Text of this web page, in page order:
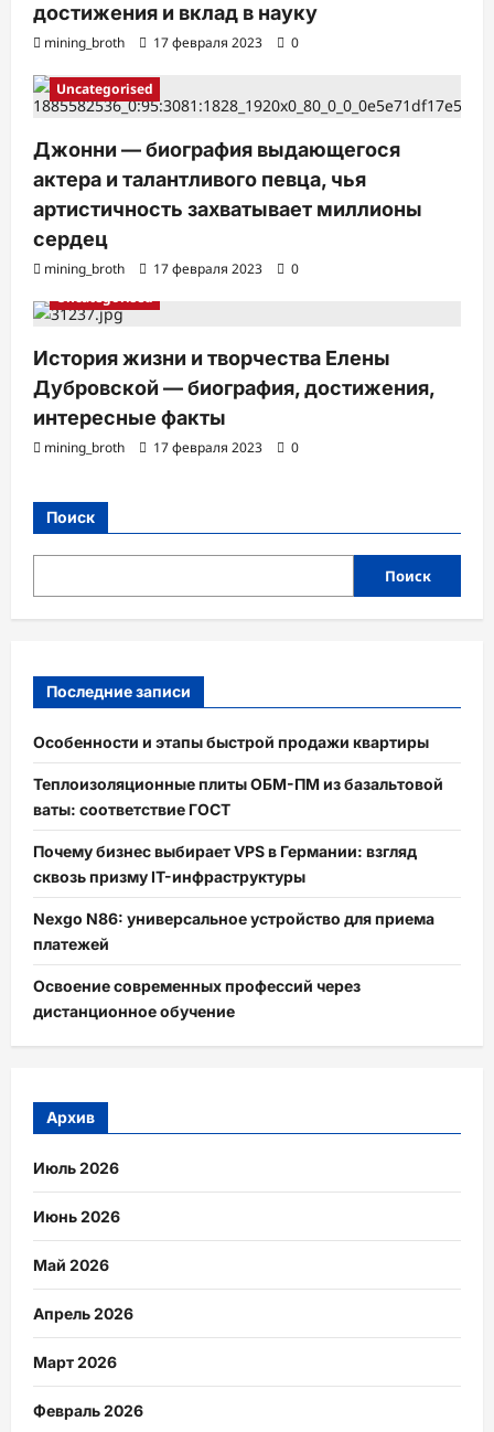
достижения и вклад в науку
mining_broth 17 февраля 2023 0
Uncategorised
Джонни — биография выдающегося
актера и талантливого певца, чья
артистичность захватывает миллионы
сердец
mining_broth 17 февраля 2023
0
Uncategorised
История жизни и творчества Елены
Дубровской — биография, достижения,
интересные факты
mining_broth 17 февраля 2023 0
Поиск
Поиск
Последние записи
Особенности и этапы быстрой продажи квартиры
Теплоизоляционные плиты ОБМ-ПМ из базальтовой
ваты: соответствие ГОСТ
Почему бизнес выбирает VPS в Германии: взгляд
сквозь призму IT-инфраструктуры
Nexgo N86: универсальное устройство для приема
платежей
Освоение современных профессий через
дистанционное обучение
Архив
Июль 2026
Июнь 2026
Май 2026
Апрель 2026
Март 2026
Февраль 2026